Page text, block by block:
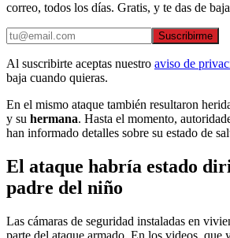
correo, todos los días. Gratis, y te das de
Suscribirme
Al suscribirte aceptas nuestro aviso de
baja cuando quieras.
En el mismo ataque también resultaron
y su hermana. Hasta el momento,
han informado detalles sobre su estado de
El ataque habría estado
padre del niño
Las cámaras de seguridad instaladas en
parte del ataque armado. En los videos, que